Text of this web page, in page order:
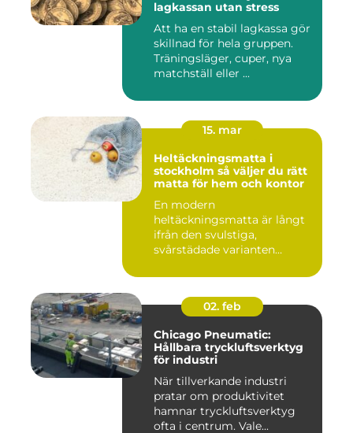
lagkassan utan stress
Att ha en stabil lagkassa gör
skillnad för hela gruppen.
Träningsläger, cuper, nya
matchställ eller ...
15. mar
Heltäckningsmatta i
stockholm så väljer du rätt
matta för hem och kontor
En modern
heltäckningsmatta är långt
ifrån den svulstiga,
svårstädade varianten
02. feb
Chicago Pneumatic:
Hållbara tryckluftsverktyg
för industri
När tillverkande industri
pratar om produktivitet
hamnar tryckluftsverktyg
ofta i centrum. Vale...